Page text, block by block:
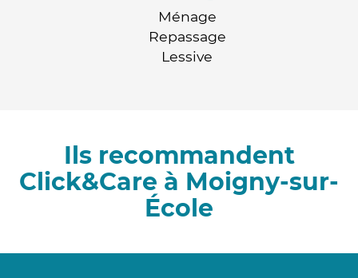
Ménage
Repassage
Lessive
Ils recommandent
Click&Care à Moigny-sur-
École